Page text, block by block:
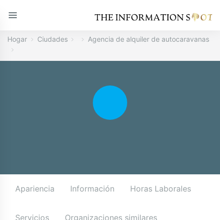
Hogar Ciudades Agencia de alquiler de autocaravanas
Apariencia Información Horas Laborales
Servicios Organizaciones similares